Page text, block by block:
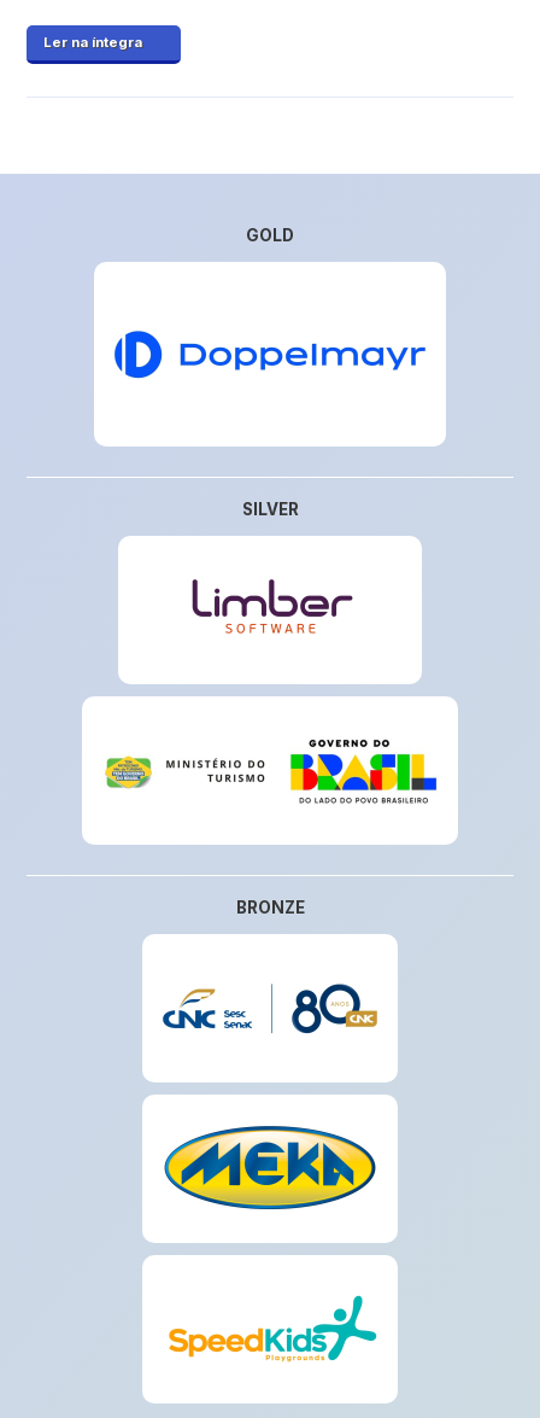
Ler na íntegra
GOLD
SILVER
BRONZE